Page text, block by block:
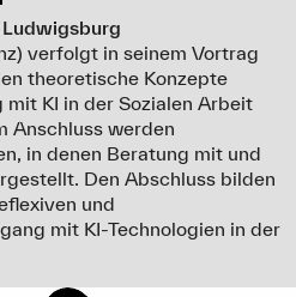
Ludwigsburg
verfolgt in seinem Vortrag
theoretische Konzepte
KI in der Sozialen Arbeit
Anschluss werden
in denen Beratung mit und
Den Abschluss bilden
und
mit KI-Technologien in der